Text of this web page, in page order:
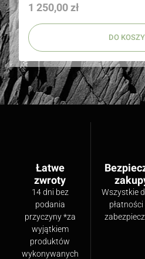
Cena
1 250,00 zł
DO
Łatwe
zwroty
14 dni bez
podania
przyczyny *za
wyjątkiem
produktów
wykonywanych
Wszystkie
płatności